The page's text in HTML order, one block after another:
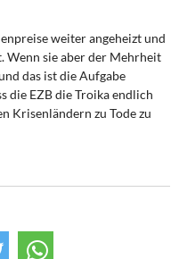
weiter angeheizt und
Wenn sie aber der Mehrheit
das ist die Aufgabe
die EZB die Troika endlich
Krisenländern zu Tode zu